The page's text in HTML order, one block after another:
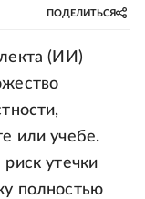
ПОДЕЛИТЬСЯ
(ИИ)
или учебе.
утечки
полностью